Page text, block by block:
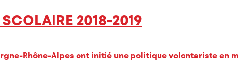
2018-2019
Rhône-Alpes ont initié une politique volontariste en